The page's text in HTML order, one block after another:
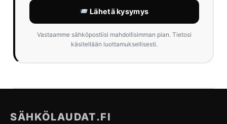
Lähetä kysymys
Vastaamme sähköpostiisi mahdollisimman pian. Tietosi
käsitellään luottamuksellisesti.
SÄHKÖLAUDAT.FI